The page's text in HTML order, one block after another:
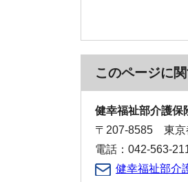
このページに
健幸福祉部介護保
〒207-8585 東京
電話：042-563-
健幸福祉部介